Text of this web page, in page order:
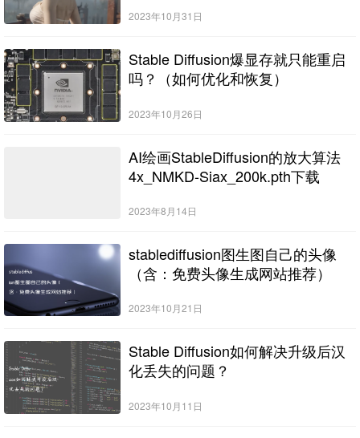
2023年10月31日
Stable Diffusion爆显存就只能重启
吗？（如何优化和恢复）
2023年10月26日
AI绘画StableDiffusion的放大算法
4x_NMKD-Siax_200k.pth下载
2023年8月14日
stablediffusion图生图自己的头像
（含：免费头像生成网站推荐）
2023年10月21日
Stable Diffusion如何解决升级后汉
化丢失的问题？
2023年10月11日